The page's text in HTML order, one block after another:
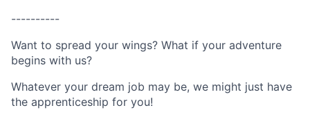
----------
Want to spread your wings? What if your adventure
begins with us?
Whatever your dream job may be, we might just have
the apprenticeship for you!